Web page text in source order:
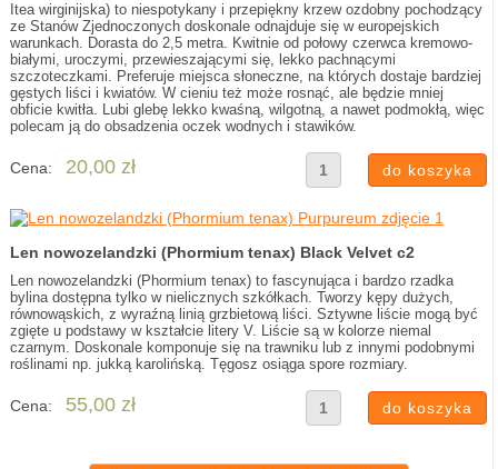
Itea wirginijska) to niespotykany i przepiękny krzew ozdobny pochodzący
ze Stanów Zjednoczonych doskonale odnajduje się w europejskich
warunkach. Dorasta do 2,5 metra. Kwitnie od połowy czerwca kremowo-
białymi, uroczymi, przewieszającymi się, lekko pachnącymi
szczoteczkami. Preferuje miejsca słoneczne, na których dostaje bardziej
gęstych liści i kwiatów. W cieniu też może rosnąć, ale będzie mniej
obficie kwitła. Lubi glebę lekko kwaśną, wilgotną, a nawet podmokłą, więc
polecam ją do obsadzenia oczek wodnych i stawików.
Cena: 20,00 zł
Len nowozelandzki (Phormium tenax) Black Velvet c2
Len nowozelandzki (Phormium tenax) to fascynująca i bardzo rzadka
bylina dostępna tylko w nielicznych szkółkach. Tworzy kępy dużych,
równowąskich, z wyraźną linią grzbietową liści. Sztywne liście mogą być
zgięte u podstawy w kształcie litery V. Liście są w kolorze niemal
czarnym. Doskonale komponuje się na trawniku lub z innymi podobnymi
roślinami np. jukką karolińską. Tęgosz osiąga spore rozmiary.
Cena: 55,00 zł